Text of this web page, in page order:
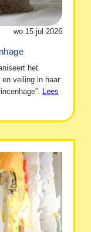
wo 15 jul 2026
het
veiling in haar
Lees